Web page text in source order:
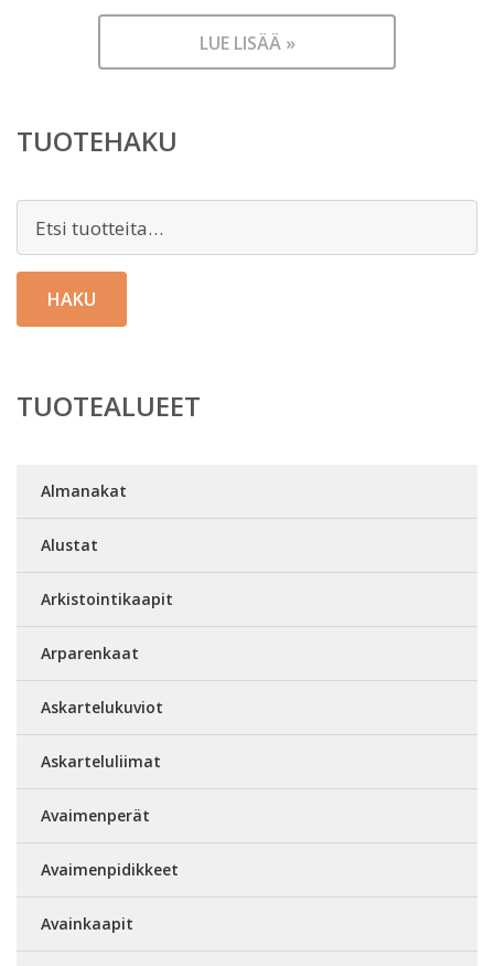
LUE LISÄÄ »
TUOTEHAKU
HAKU
TUOTEALUEET
Almanakat
Alustat
Arkistointikaapit
Arparenkaat
Askartelukuviot
Askarteluliimat
Avaimenperät
Avaimenpidikkeet
Avainkaapit